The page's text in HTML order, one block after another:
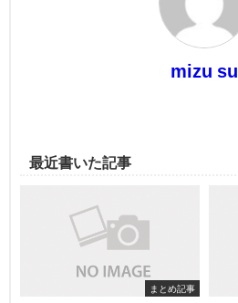
mizu su
最近書いた記事
まとめ記事